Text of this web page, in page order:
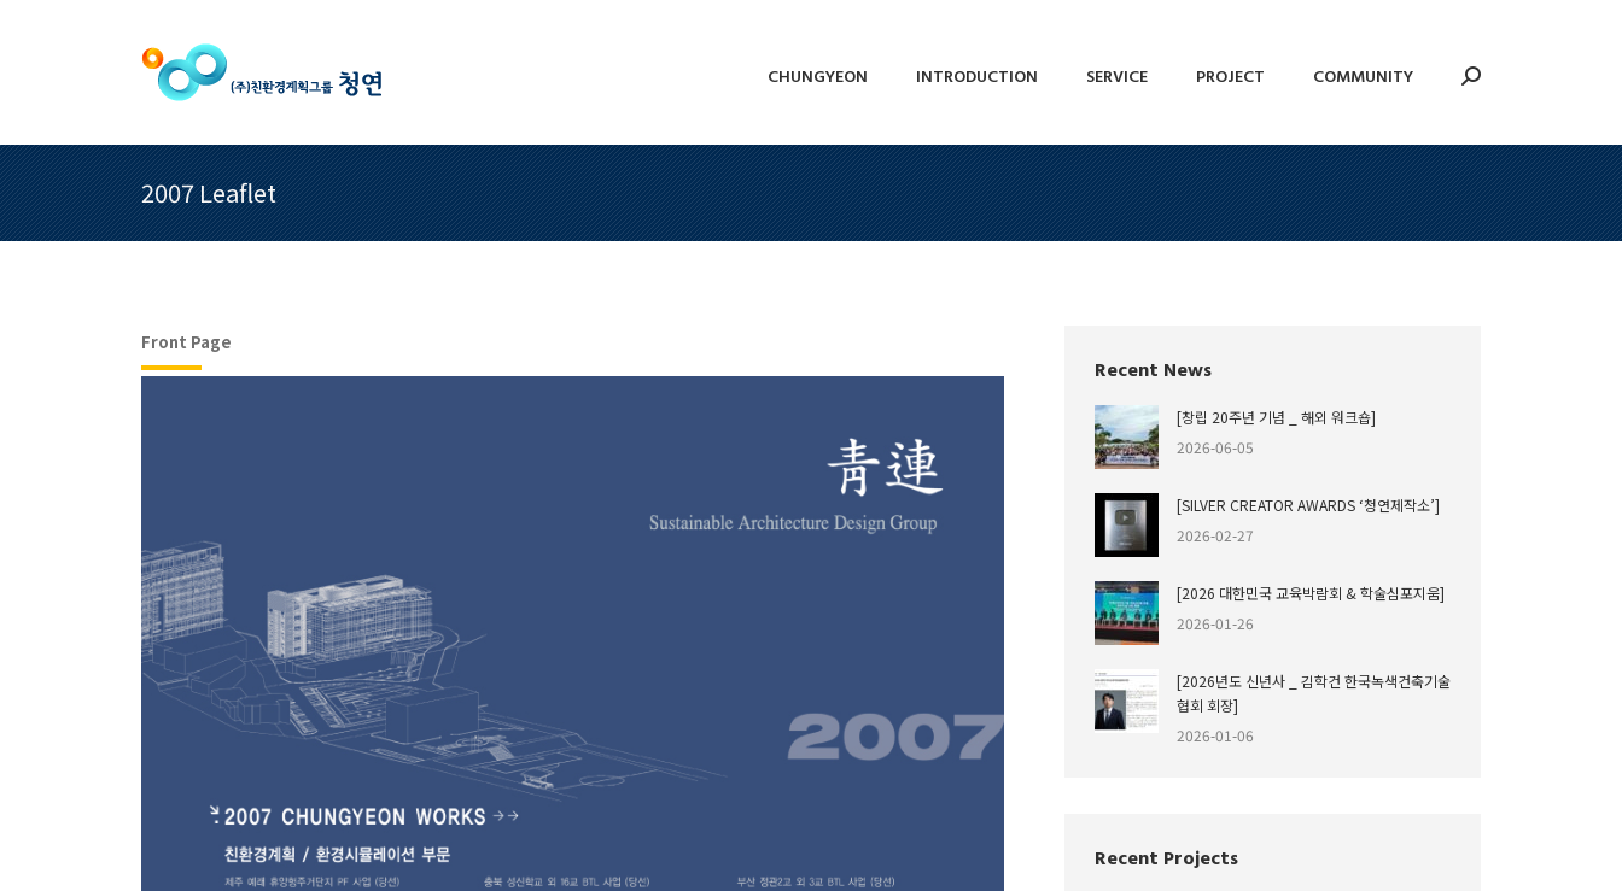
CHUNGYEON INTRODUCTION SERVICE PROJECT COMMUNITY Search:
2007 Leaflet
Front Page
Recent News
[창립 20주년 기념 _ 해외 워크숍]
2026-06-05
[SILVER CREATOR AWARDS ‘청연제작소’]
2026-02-27
[2026 대한민국 교육박람회 & 학술심포지움]
2026-01-26
[2026년도 신년사 _ 김학건 한국녹색건축기술
협회 회장]
2026-01-06
Recent Projects